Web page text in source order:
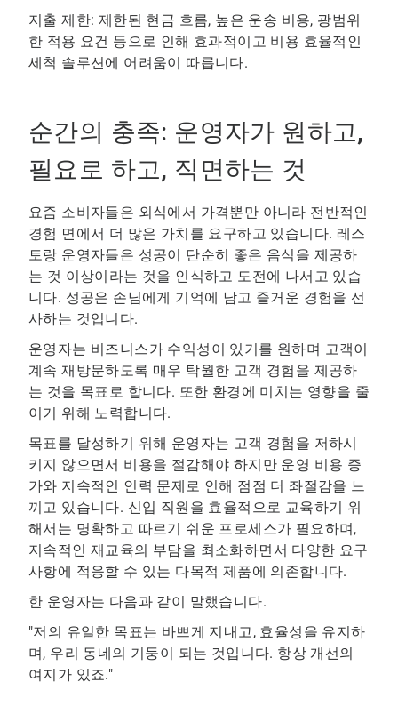
지출 제한: 제한된 현금 흐름, 높은 운송 비용, 광범위
한 적용 요건 등으로 인해 효과적이고 비용 효율적인
세척 솔루션에 어려움이 따릅니다.
순간의 충족: 운영자가 원하고,
필요로 하고, 직면하는 것
요즘 소비자들은 외식에서 가격뿐만 아니라 전반적인
경험 면에서 더 많은 가치를 요구하고 있습니다. 레스
토랑 운영자들은 성공이 단순히 좋은 음식을 제공하
는 것 이상이라는 것을 인식하고 도전에 나서고 있습
니다. 성공은 손님에게 기억에 남고 즐거운 경험을 선
사하는 것입니다.
운영자는 비즈니스가 수익성이 있기를 원하며 고객이
계속 재방문하도록 매우 탁월한 고객 경험을 제공하
는 것을 목표로 합니다. 또한 환경에 미치는 영향을 줄
이기 위해 노력합니다.
목표를 달성하기 위해 운영자는 고객 경험을 저하시
키지 않으면서 비용을 절감해야 하지만 운영 비용 증
가와 지속적인 인력 문제로 인해 점점 더 좌절감을 느
끼고 있습니다. 신입 직원을 효율적으로 교육하기 위
해서는 명확하고 따르기 쉬운 프로세스가 필요하며,
지속적인 재교육의 부담을 최소화하면서 다양한 요구
사항에 적응할 수 있는 다목적 제품에 의존합니다.
한 운영자는 다음과 같이 말했습니다.
"저의 유일한 목표는 바쁘게 지내고, 효율성을 유지하
며, 우리 동네의 기둥이 되는 것입니다. 항상 개선의
여지가 있죠."